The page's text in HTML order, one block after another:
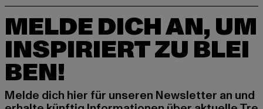
MELDE DICH AN, UM
INSPIRIERT ZU BLEI
BEN!
Melde dich hier für unseren Newsletter an und